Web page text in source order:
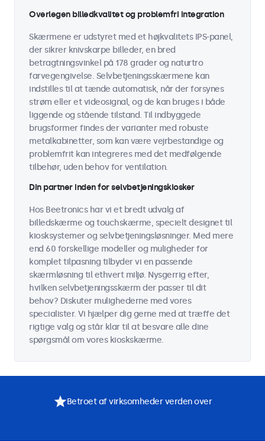
Overlegen billedkvalitet og problemfri integration
Skærmene er udstyret med et højkvalitets IPS-panel,
der sikrer knivskarpe billeder, en bred
betragtningsvinkel på 178 grader og naturtro
farvegengivelse. Selvbetjeningsskærmene kan
indstilles til at tænde automatisk, når der forsynes
strøm eller et videosignal, og de kan bruges i både
liggende og stående tilstand. Til indbyggede
brugsformer findes der varianter med robuste
metalkabinetter, som kan være vejrbestandige og
problemfrit kan integreres med det medfølgende
tilbehør, uden behov for ventilation.
Din partner inden for selvbetjeningskiosker
Hos Beetronics har vi et bredt udvalg af
billedskærme og touchskærme, specielt designet til
kiosksystemer og selvbetjeningsløsninger. Med mere
end 60 forskellige modeller og muligheder for
komplet tilpasning tilbyder vi en passende
skærmløsning til ethvert miljø. Nysgerrig efter,
hvilken selvbetjeningsskærm der passer til dit
behov? Diskuter mulighederne med vores
specialister. Vi hjælper dig gerne med at træffe det
rigtige valg og står klar til at besvare alle dine
spørgsmål om vores kioskskærme.
Betroet af virksomheder verden over